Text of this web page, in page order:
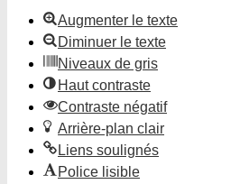
Augmenter le texte
Diminuer le texte
Niveaux de gris
Haut contraste
Contraste négatif
Arrière-plan clair
Liens soulignés
Police lisible